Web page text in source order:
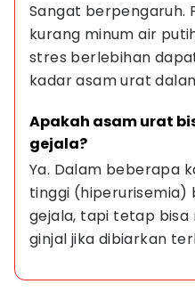
Sangat berpengaruh.
kurang minum air
stres berlebihan
kadar asam urat
Apakah asam urat
gejala?
Ya. Dalam beberapa
tinggi (hiperurisemia)
gejala, tapi tetap bisa
ginjal jika dibiarkan